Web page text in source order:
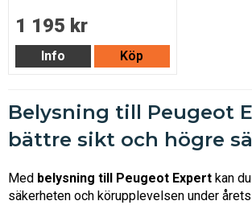
1 195 kr
Info Köp
Belysning till Peugeot
bättre sikt och högre
Med belysning till Peugeot Expert kan
säkerheten och körupplevelsen under